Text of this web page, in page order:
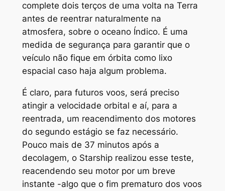
complete dois terços de uma volta na Terra
antes de reentrar naturalmente na
atmosfera, sobre o oceano Índico. É uma
medida de segurança para garantir que o
veículo não fique em órbita como lixo
espacial caso haja algum problema.
É claro, para futuros voos, será preciso
atingir a velocidade orbital e aí, para a
reentrada, um reacendimento dos motores
do segundo estágio se faz necessário.
Pouco mais de 37 minutos após a
decolagem, o Starship realizou esse teste,
reacendendo seu motor por um breve
instante -algo que o fim prematuro dos voos